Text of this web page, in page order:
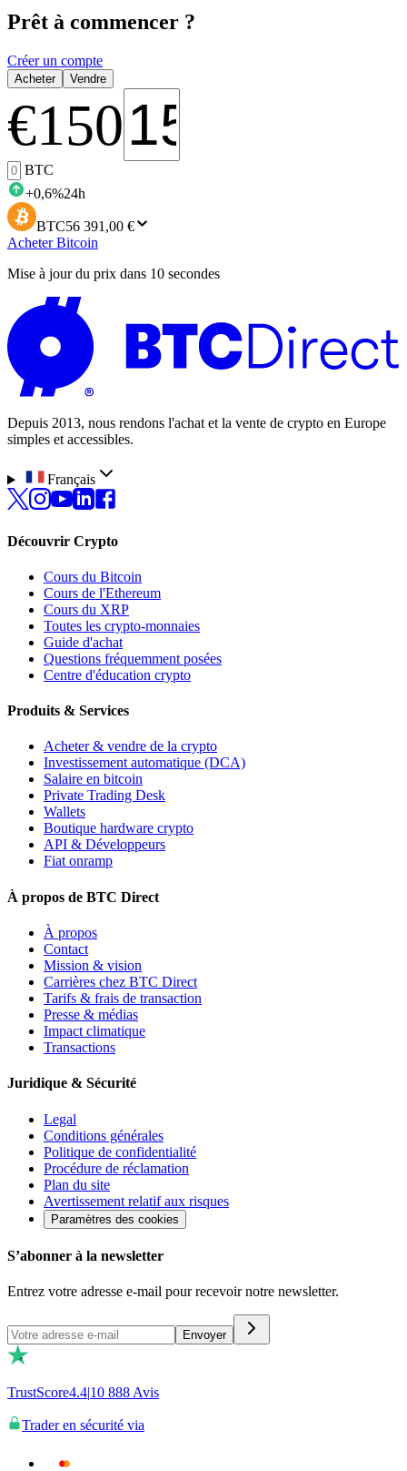
Prêt à commencer ?
Créer un compte
Acheter Vendre
€150
BTC
+0,6%24h
BTC56 391,00 €
Acheter Bitcoin
Mise à jour du prix dans 10 secondes
Depuis 2013, nous rendons l'achat et la vente de crypto en Europe
simples et accessibles.
Français
Découvrir Crypto
Cours du Bitcoin
Cours de l'Ethereum
Cours du XRP
Toutes les crypto-monnaies
Guide d'achat
Questions fréquemment posées
Centre d'éducation crypto
Produits & Services
Acheter & vendre de la crypto
Investissement automatique (DCA)
Salaire en bitcoin
Private Trading Desk
Wallets
Boutique hardware crypto
API & Développeurs
Fiat onramp
À propos de BTC Direct
À propos
Contact
Mission & vision
Carrières chez BTC Direct
Tarifs & frais de transaction
Presse & médias
Impact climatique
Transactions
Juridique & Sécurité
Legal
Conditions générales
Politique de confidentialité
Procédure de réclamation
Plan du site
Avertissement relatif aux risques
Paramètres des cookies
S’abonner à la newsletter
Entrez votre adresse e-mail pour recevoir notre newsletter.
Envoyer
TrustScore4.4|10 888 Avis
Trader en sécurité via